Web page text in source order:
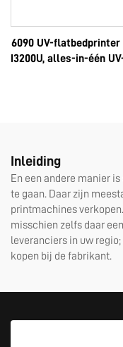
6090 UV-flatbedprinter
I3200U, alles-in-één
Inleiding
En een andere manier
te gaan. Daar zijn
printmachines
misschien zelfs daar
leveranciers in uw
kopen bij de fabrikant.